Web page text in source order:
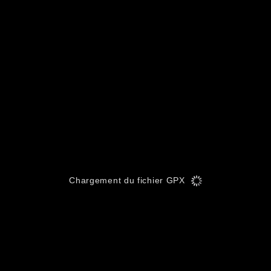
Chargement du fichier GPX